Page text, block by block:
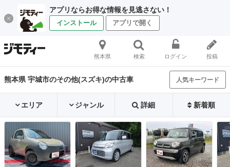
アプリならお得な情報を見逃さない！
インストール アプリで開く
熊本県 検索 ログイン 投稿
熊本県 宇城市のその他(スズキ)の中古車 人気キーワード
エリア ジャンル 詳細 新着順